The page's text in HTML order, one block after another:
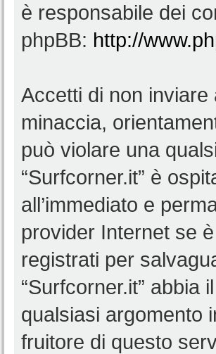
è responsabile dei
phpBB: http://
Accetti di non
minaccia,
può violare una
“Surfcorner.it” è
all’immediato e
provider Internet se
registrati per
“Surfcorner.it”
qualsiasi argomento
fruitore di questo